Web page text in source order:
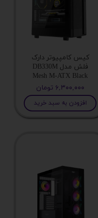
کیس کامپیوتر دارک
فلش مدل DB330M
Mesh M-ATX Black
۶,۳۰۰,۰۰۰ تومان
افزودن به سبد خرید